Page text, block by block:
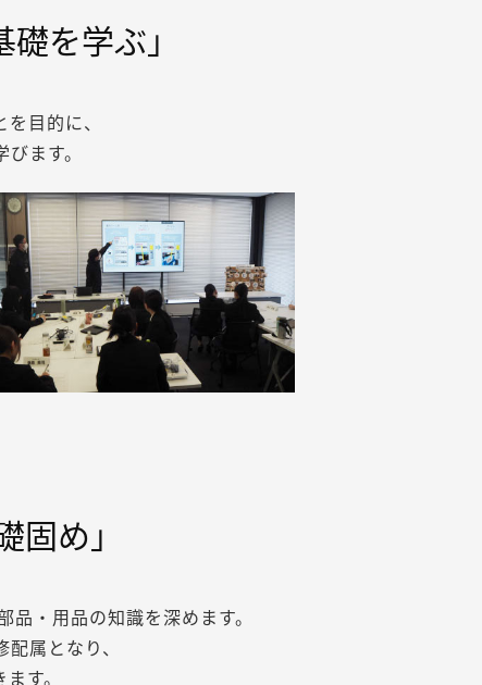
を学ぶ」
目的に、
ます。
固め」
・用品の知識を深めます。
属となり、
す。